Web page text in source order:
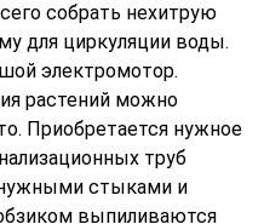
собрать нехитрую
для циркуляции воды.
электромотор.
растений можно
Приобретается нужное
труб
стыками и
выпиливаются